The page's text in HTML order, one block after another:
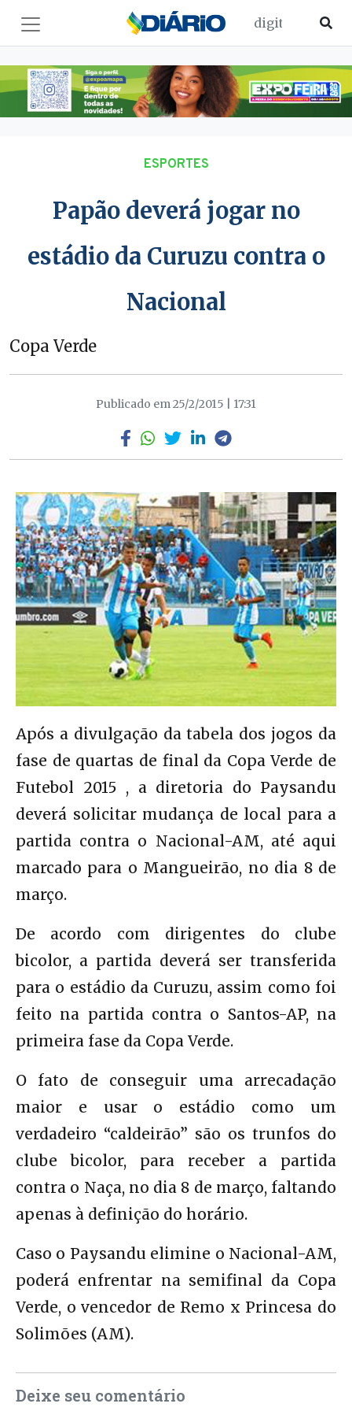
ESPORTES
Papão deverá jogar no
estádio da Curuzu contra o
Nacional
Copa Verde
Publicado em 25/2/2015 | 17:31
Após a divulgação da tabela dos jogos da
fase de quartas de final da Copa Verde de
Futebol 2015 , a diretoria do Paysandu
deverá solicitar mudança de local para a
partida contra o Nacional-AM, até aqui
marcado para o Mangueirão, no dia 8 de
março.
De acordo com dirigentes do clube
bicolor, a partida deverá ser transferida
para o estádio da Curuzu, assim como foi
feito na partida contra o Santos-AP, na
primeira fase da Copa Verde.
O fato de conseguir uma arrecadação
maior e usar o estádio como um
verdadeiro “caldeirão” são os trunfos do
clube bicolor, para receber a partida
contra o Naça, no dia 8 de março, faltando
apenas à definição do horário.
Caso o Paysandu elimine o Nacional-AM,
poderá enfrentar na semifinal da Copa
Verde, o vencedor de Remo x Princesa do
Solimões (AM).
Deixe seu comentário